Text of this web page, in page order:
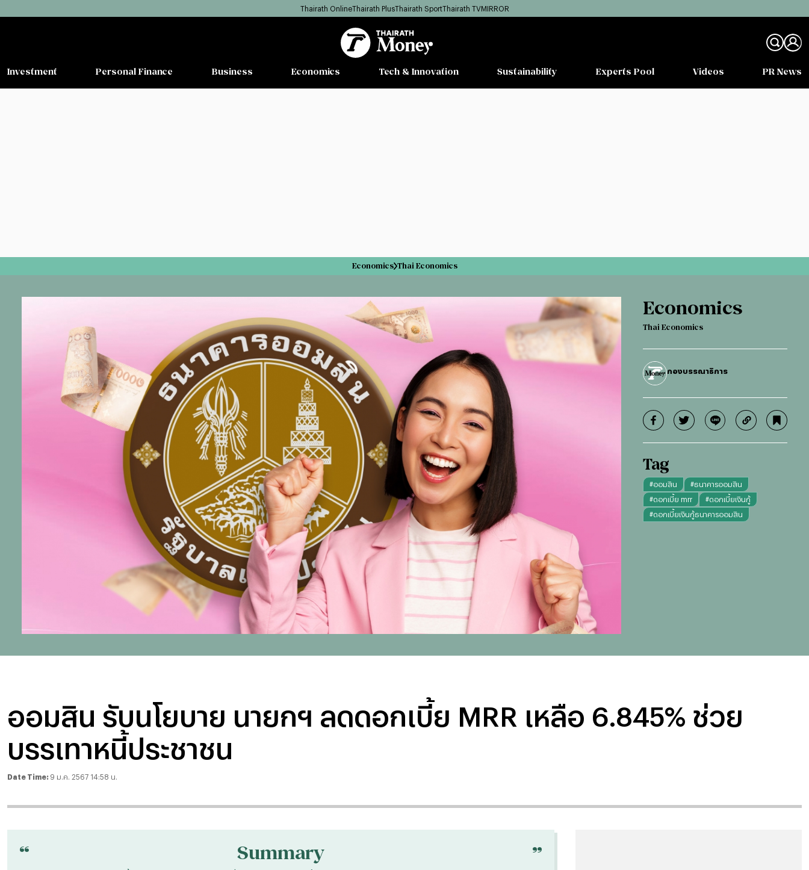
Thairath OnlineThairath PlusThairath SportThairath TVMIRROR
Investment Personal Finance Business Economics Tech & Innovation Sustainability Experts Pool Videos PR News
Economics Thai Economics
Economics
Thai Economics
กองบรรณาธิการ
Tag
#ออมสิน #ธนาคารออมสิน
#ดอกเบี้ย mrr #ดอกเบี้ยเงินกู้
#ดอกเบี้ยเงินกู้ธนาคารออมสิน
ออมสิน รับนโยบาย นายกฯ ลดดอกเบี้ย MRR เหลือ 6.845% ช่วย
บรรเทาหนี้ประชาชน
Date Time: 9 ม.ค. 2567 14:58 น.
“ Summary “